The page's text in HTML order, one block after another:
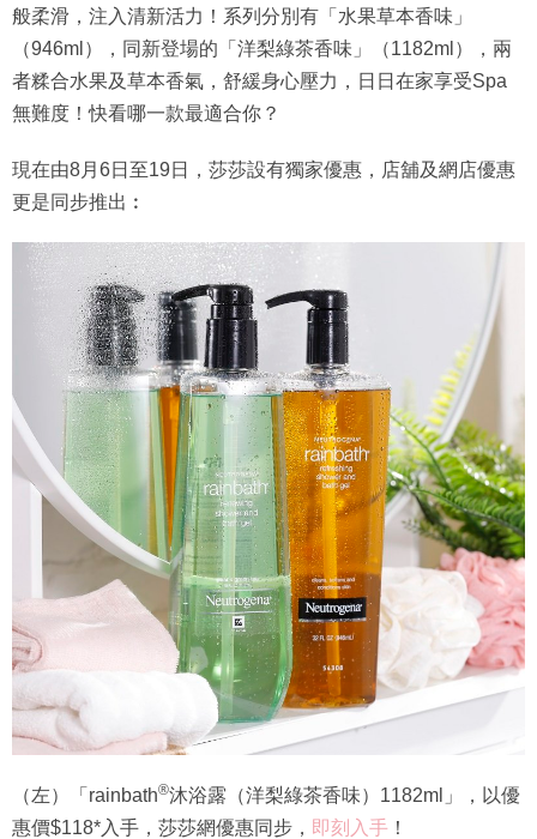
般柔滑，注入清新活力！系列分別有「水果草本香味」
（946ml），同新登場的「洋梨綠茶香味」（1182ml），兩
者糅合水果及草本香氣，舒緩身心壓力，日日在家享受Spa
無難度！快看哪一款最適合你？
現在由8月6日至19日，莎莎設有獨家優惠，店舖及網店優惠
更是同步推出︰
（左）「rainbath®沐浴露（洋梨綠茶香味）1182ml」，以優
惠價$118*入手，莎莎網優惠同步， 即刻入手 ！